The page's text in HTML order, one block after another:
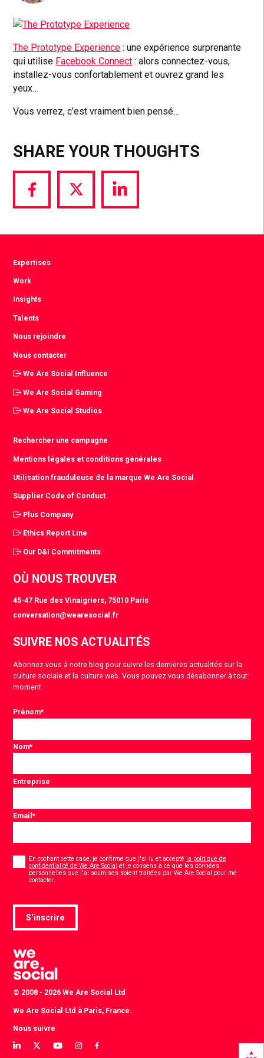
The Prototype Experience : une expérience surprenante
qui utilise Facebook Connect : alors connectez-vous,
installez-vous confortablement et ouvrez grand les
yeux…
Vous verrez, c’est vraiment bien pensé…
SHARE YOUR THOUGHTS
Share
via
Share
via
Share
via
Expertises
Work
Insights
Talents
Nous rejoindre
Nous contacter
We Are Social Influence
We Are Social Gaming
We Are Social Studios
Rechercher une campagne
Mentions légales et conditions générales
Utilisation frauduleuse de la marque We Are Social
Supplier Code of Conduct
Plus Company
Ethics Report Line
Our D&I Commitments
OÙ NOUS TROUVER
45-47 Rue des Vinaigriers, 75010 Paris
conversation@wearesocial.fr
SUIVRE NOS ACTUALITÉS
Abonnez-vous à notre blog pour suivre les dernières actualités sur la
culture sociale et la culture web. Vous pouvez vous désabonner à tout
moment.
Prénom*
Nom*
Entreprise
Email*
Consentement
En cochant cette case, je confirme que j'ai lu et accepté la politique de
confidentialité de We Are Social et je consens à ce que les données
personnelles que j'ai soumises soient traitées par We Are Social pour me
contacter.
S'inscrire
© 2008 - 2026 We Are Social Ltd
We Are Social Ltd à Paris, France.
Nous suivre
View
View
View
View
View